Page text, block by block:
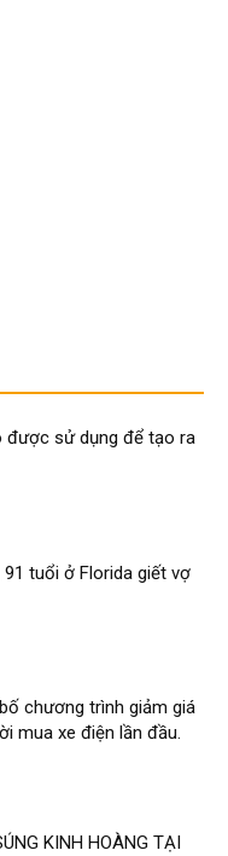
được sử dụng để tạo ra
tuổi ở Florida giết vợ
chương trình giảm giá
mua xe điện lần đầu.
KINH HOÀNG TẠI